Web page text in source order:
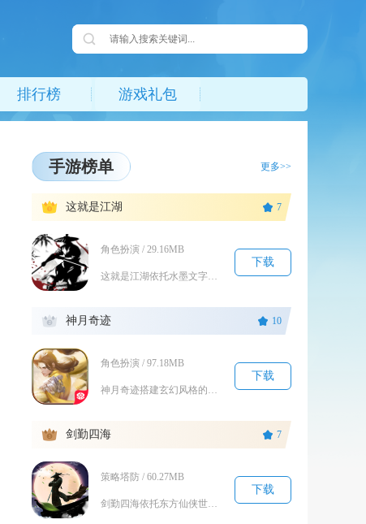
排行榜 游戏礼包
手游榜单 更多>>
1 这就是江湖 7
角色扮演 / 29.16MB
下载
2 神月奇迹 10
角色扮演 / 97.18MB
下载
3 剑勤四海 7
策略塔防 / 60.27MB
下载